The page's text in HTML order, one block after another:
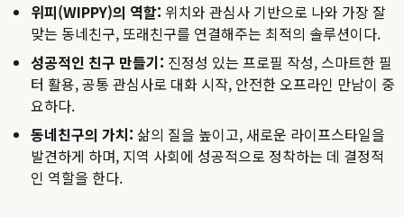
위피(WIPPY)의 역할: 위치와 관심사 기반으로 나와 가장 잘
맞는 동네친구, 또래친구를 연결해주는 최적의 솔루션이다.
성공적인 친구 만들기: 진정성 있는 프로필 작성, 스마트한 필
터 활용, 공통 관심사로 대화 시작, 안전한 오프라인 만남이 중
요하다.
동네친구의 가치: 삶의 질을 높이고, 새로운 라이프스타일을
발견하게 하며, 지역 사회에 성공적으로 정착하는 데 결정적
인 역할을 한다.